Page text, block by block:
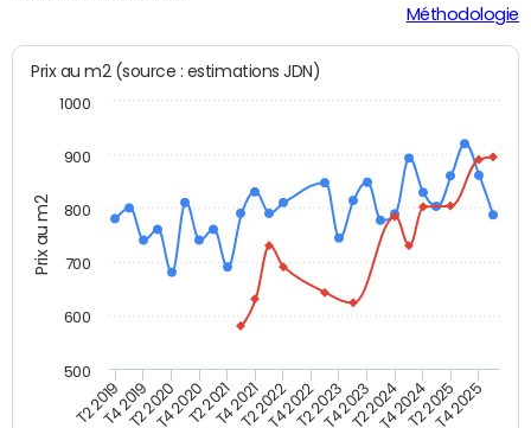
Méthodologie
Prix au m2
Prix au m2 (source : estimations JDN)
T2 2019T4 2019T2 2020T4 2020T2 2021T4 2021T2 2022T4 2022T2 2023T4 2023T2 2024T4 2024T2 2025T4 2025
500
600
700
800
900
1000